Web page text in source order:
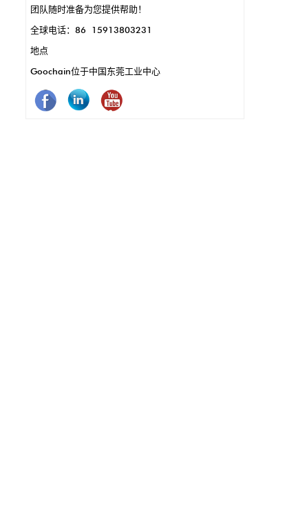
团队随时准备为您提供帮助！
全球电话：86 15913803231
地点
Goochain位于中国东莞工业中心